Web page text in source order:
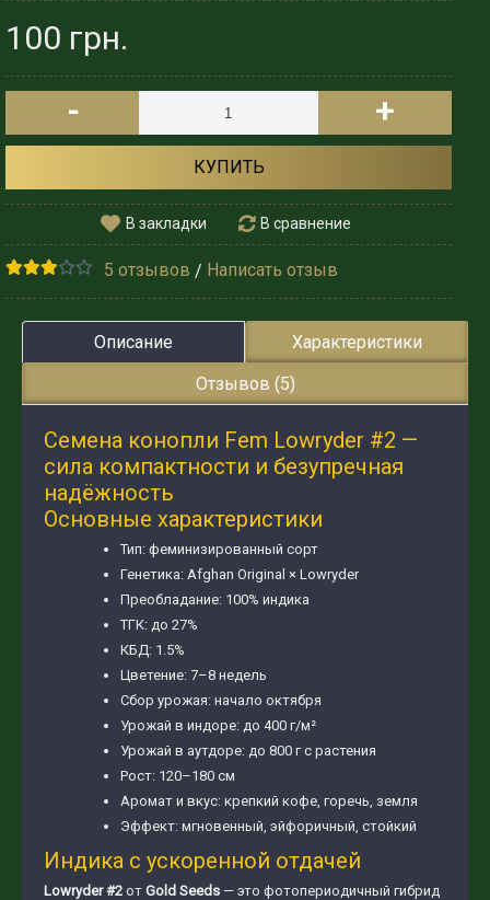
100 грн.
-
+
КУПИТЬ
В закладки В сравнение
5 отзывов / Написать отзыв
Описание
Характеристики
Отзывов (5)
Семена конопли Fem Lowryder #2 —
сила компактности и безупречная
надёжность
Основные характеристики
Тип: феминизированный сорт
Генетика: Afghan Original × Lowryder
Преобладание: 100% индика
ТГК: до 27%
КБД: 1.5%
Цветение: 7–8 недель
Сбор урожая: начало октября
Урожай в индоре: до 400 г/м²
Урожай в аутдоре: до 800 г с растения
Рост: 120–180 см
Аромат и вкус: крепкий кофе, горечь, земля
Эффект: мгновенный, эйфоричный, стойкий
Индика с ускоренной отдачей
Lowryder #2 от Gold Seeds — это фотопериодичный гибрид